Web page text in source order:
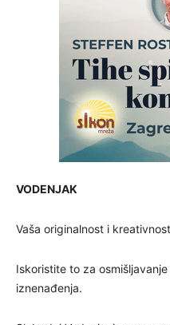
VODENJAK
Vaša originalnost i
Iskoristite to za
iznenađenja.